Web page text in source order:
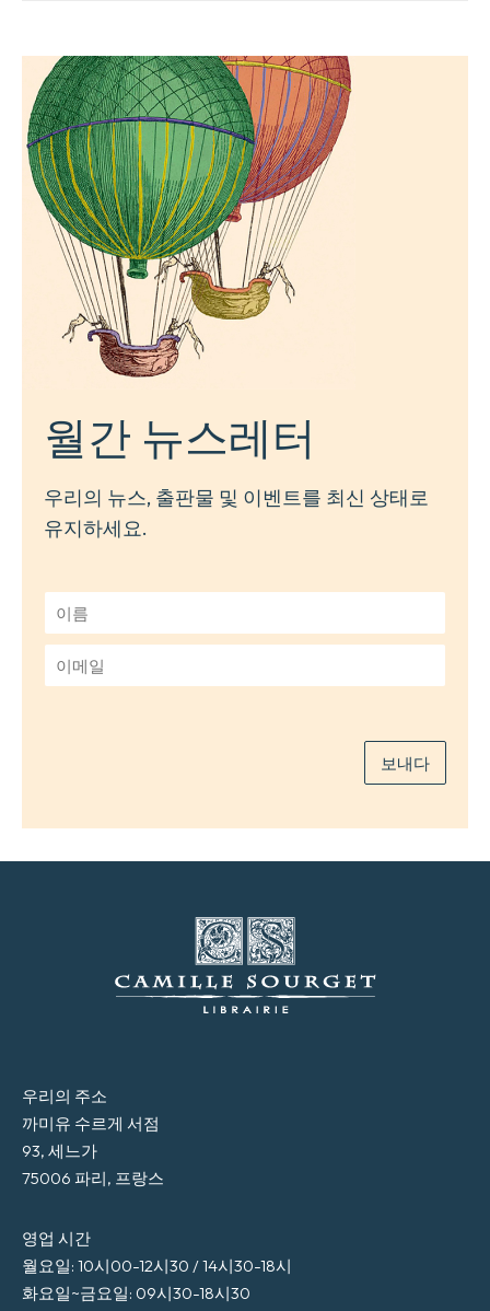
월간 뉴스레터
우리의 뉴스, 출판물 및 이벤트를 최신 상태로
유지하세요.
름
*
메
보내다
우리의 주소
까미유 수르게 서점
93, 세느가
75006 파리, 프랑스
영업 시간
월요일: 10시00-12시30 / 14시30-18시
화요일~금요일: 09시30-18시30